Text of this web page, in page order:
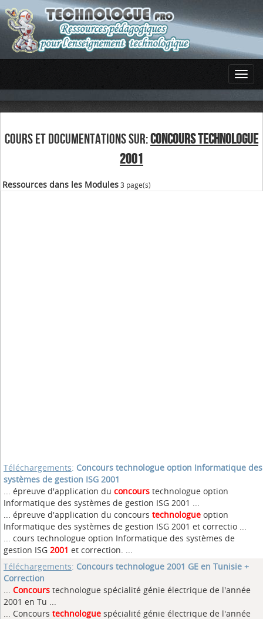
COURS ET DOCUMENTATIONS SUR:CONCOURS TECHNOLOGUE
2001
Ressources dans les Modules3 page(s)
Téléchargements: Concours technologue option Informatique des
systèmes de gestion ISG 2001
... épreuve d'application du concours technologue option
Informatique des systèmes de gestion ISG 2001 ...
... épreuve d'application du concours technologue option
Informatique des systèmes de gestion ISG 2001 et correctio ...
... cours technologue option Informatique des systèmes de
gestion ISG 2001 et correction. ...
Téléchargements: Concours technologue 2001 GE en Tunisie +
Correction
... Concours technologue spécialité génie électrique de l'année
2001 en Tu ...
... Concours technologue spécialité génie électrique de l'année